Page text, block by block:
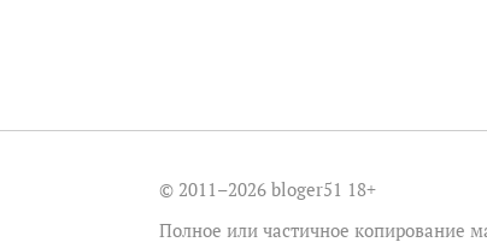
© 2011–2026 bloger51 18+
Полное или частичное копирование